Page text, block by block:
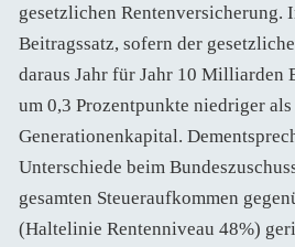
gesetzlichen Rentenversicherung.
Beitragssatz, sofern der
daraus Jahr für Jahr 10 Milliarden
um 0,3 Prozentpunkte niedriger als
Generationenkapital.
Unterschiede beim
gesamten Steueraufkommen
(Haltelinie Rentenniveau 48%)